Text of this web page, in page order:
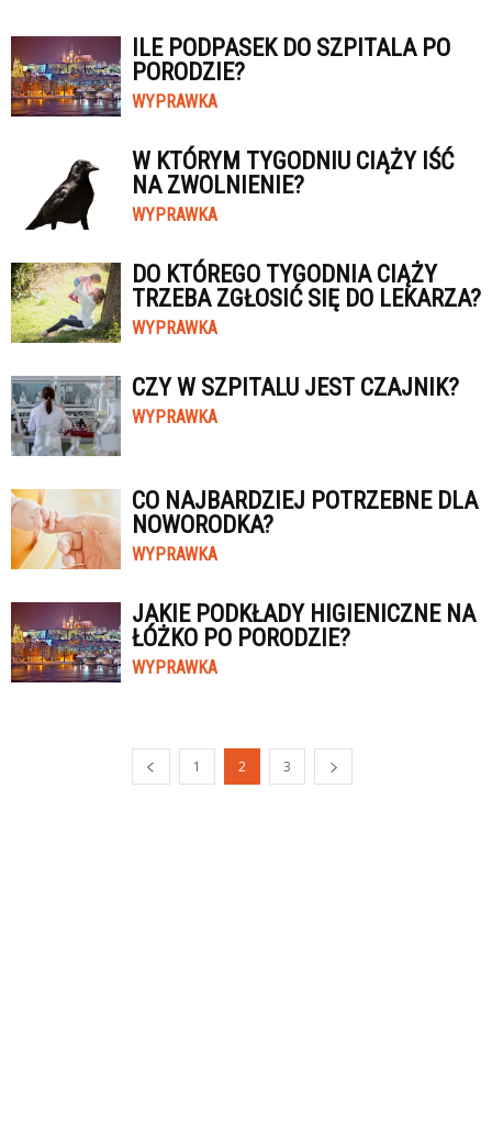
ILE PODPASEK DO SZPITALA PO
PORODZIE?
WYPRAWKA
W KTÓRYM TYGODNIU CIĄŻY IŚĆ
NA ZWOLNIENIE?
WYPRAWKA
DO KTÓREGO TYGODNIA CIĄŻY
TRZEBA ZGŁOSIĆ SIĘ DO LEKARZA?
WYPRAWKA
CZY W SZPITALU JEST CZAJNIK?
WYPRAWKA
CO NAJBARDZIEJ POTRZEBNE DLA
NOWORODKA?
WYPRAWKA
JAKIE PODKŁADY HIGIENICZNE NA
ŁÓŻKO PO PORODZIE?
WYPRAWKA
1 2 3